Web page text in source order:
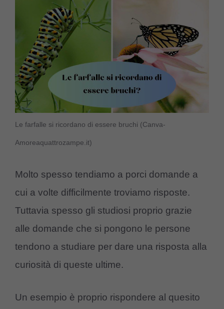
Le farfalle si ricordano di essere bruchi (Canva-
Amoreaquattrozampe.it)
Molto spesso tendiamo a porci domande a
cui a volte difficilmente troviamo risposte.
Tuttavia spesso gli studiosi proprio grazie
alle domande che si pongono le persone
tendono a studiare per dare una risposta alla
curiosità di queste ultime.
Un esempio è proprio rispondere al quesito